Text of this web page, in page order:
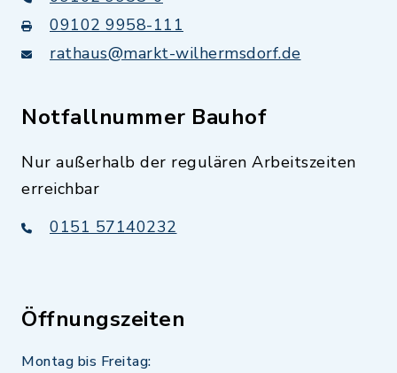
09102 9958-111
rathaus@markt-wilhermsdorf.de
Notfallnummer Bauhof
Nur außerhalb der regulären Arbeitszeiten
erreichbar
0151 57140232
Öffnungszeiten
Montag bis Freitag: